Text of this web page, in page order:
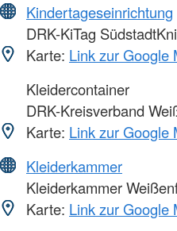
Kindertageseinrichtung
DRK-KiTag
Karte: Link zur Google
Kleidercontainer
DRK-Kreisverband
Karte: Link zur Google
Kleiderkammer
Kleiderkammer
Karte: Link zur Google